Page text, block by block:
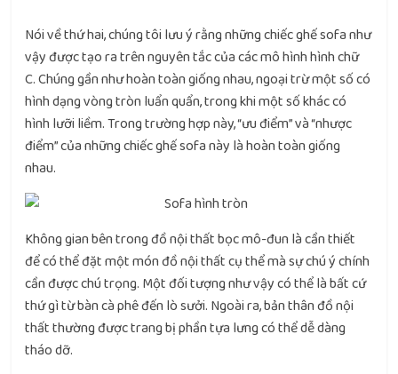
Nói về thứ hai, chúng tôi lưu ý rằng những chiếc ghế sofa như
vậy được tạo ra trên nguyên tắc của các mô hình hình chữ
C. Chúng gần như hoàn toàn giống nhau, ngoại trừ một số có
hình dạng vòng tròn luẩn quẩn, trong khi một số khác có
hình lưỡi liềm. Trong trường hợp này, “ưu điểm” và “nhược
điểm” của những chiếc ghế sofa này là hoàn toàn giống
nhau.
Không gian bên trong đồ nội thất bọc mô-đun là cần thiết
để có thể đặt một món đồ nội thất cụ thể mà sự chú ý chính
cần được chú trọng. Một đối tượng như vậy có thể là bất cứ
thứ gì từ bàn cà phê đến lò sưởi. Ngoài ra, bản thân đồ nội
thất thường được trang bị phần tựa lưng có thể dễ dàng
tháo dỡ.